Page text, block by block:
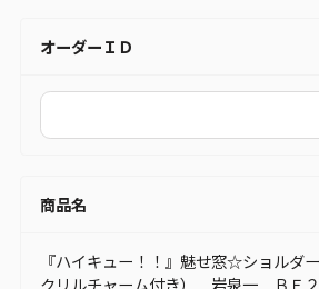
オーダーＩＤ
商品名
『ハイキュー！！』魅せ窓☆ショルダ
クリルチャーム付き） 岩泉一 ＢＥ２